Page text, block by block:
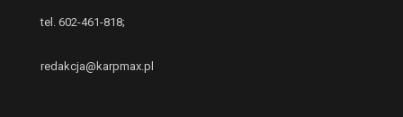
tel. 602-461-818;
redakcja@karpmax.pl